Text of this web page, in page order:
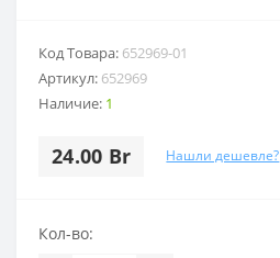
Код Товара: 652969-01
Артикул: 652969
Наличие: 1
24.00 Br Нашли дешевле?
Кол-во: